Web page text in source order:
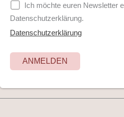
Ich möchte euren Newsletter
Datenschutzerklärung.
Datenschutzerklärung